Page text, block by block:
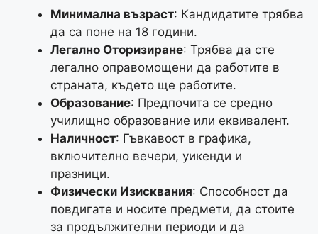
Минимална възраст: Кандидатите трябва
да са поне на 18 години.
Легално Оторизиране: Трябва да сте
легално оправомощени да работите в
страната, където ще работите.
Образование: Предпочита се средно
училищно образование или еквивалент.
Наличност: Гъвкавост в графика,
включително вечери, уикенди и
празници.
Физически Изисквания: Способност да
повдигате и носите предмети, да стоите
за продължителни периоди и да